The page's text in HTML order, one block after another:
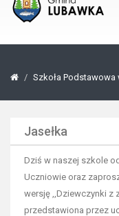
Szkoła Podstawowa
Jasełka
Dziś w naszej szkole
Uczniowie oraz
wersję ,,Dziewczynki z
przedstawiona przez